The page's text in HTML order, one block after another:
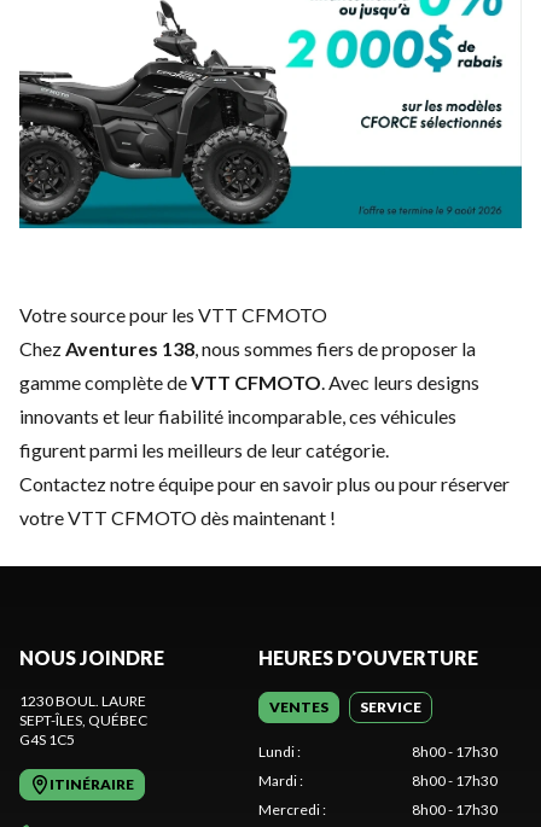
Votre source pour les VTT CFMOTO
ChezAventures 138, nous sommes fiers de proposer la
gamme complète deVTT CFMOTO. Avec leurs designs
innovants et leur fiabilité incomparable, ces véhicules
figurent parmi les meilleurs de leur catégorie.
Contactez notre équipepour en savoir plus ou pour réserver
votre VTT CFMOTO dès maintenant !
NOUS JOINDRE
1230 BOUL. LAURE
SEPT-ÎLES, QUÉBEC
G4S 1C5
ITINÉRAIRE
HEURES D'OUVERTURE
VENTES SERVICE
Lundi:
8h00 - 17h30
Mardi:
8h00 - 17h30
Mercredi: 8h00 - 17h30